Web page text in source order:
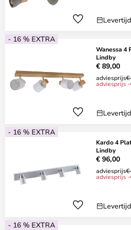
- 16 % EXTRA
Wanessa 4
Lindby
€ 89,00
adviesprijs€
adviesprijs
- 16 % EXTRA
Kardo 4
Lindby
€ 96,00
adviesprijs€
adviesprijs
- 16 % EXTRA